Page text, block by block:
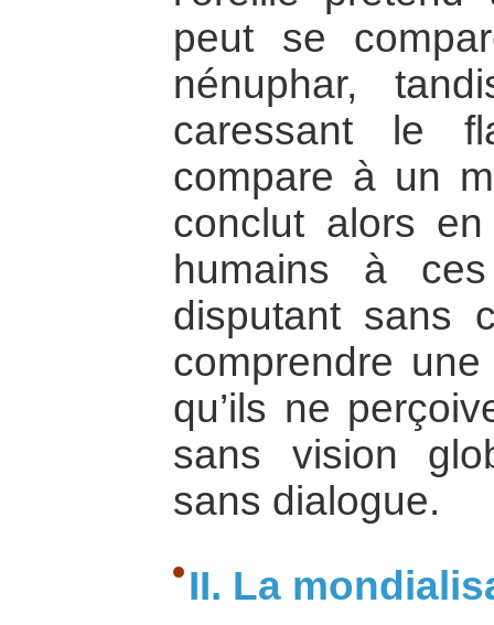
peut se
nénuphar,
caressant le
compare à un
conclut alors
humains à
disputant sans
comprendre
qu’ils ne
sans vision
sans dialogue.
II. La